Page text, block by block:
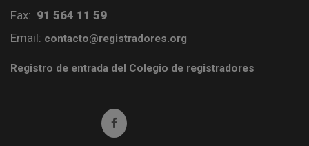
Fax: 91 564 11 59
Email: contacto@registradores.org
Registro de entrada del Colegio de registradores
Ir a facebook (abre en ventana nueva)